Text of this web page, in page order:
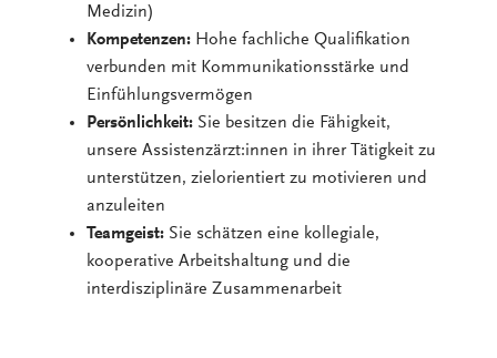
Medizin)
Kompetenzen: Hohe fachliche Qualifikation
verbunden mit Kommunikationsstärke und
Einfühlungsvermögen
Persönlichkeit: Sie besitzen die Fähigkeit,
unsere Assistenzärzt:innen in ihrer Tätigkeit zu
unterstützen, zielorientiert zu motivieren und
anzuleiten
Teamgeist: Sie schätzen eine kollegiale,
kooperative Arbeitshaltung und die
interdisziplinäre Zusammenarbeit